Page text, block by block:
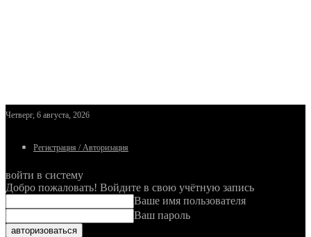
Четверг, 6 августа, 2026
Регистрация / Авторизация
войти в систему
Добро пожаловать! Войдите в свою учётную запись
Ваше имя пользователя
Ваш пароль